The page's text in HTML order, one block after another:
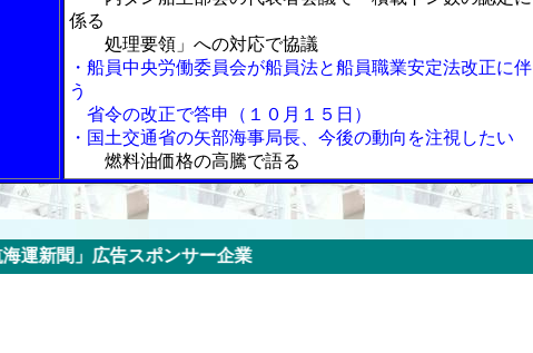
係る
処理要領」への対応で協議
・船員中央労働委員会が船員法と船員職業安定法改正に伴
う
省令の改正で答申（１０月１５日）
・国土交通省の矢部海事局長、今後の動向を注視したい
燃料油価格の高騰で語る
スポンサー企業